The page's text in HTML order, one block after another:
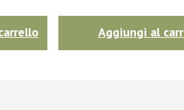
Aggiungi al